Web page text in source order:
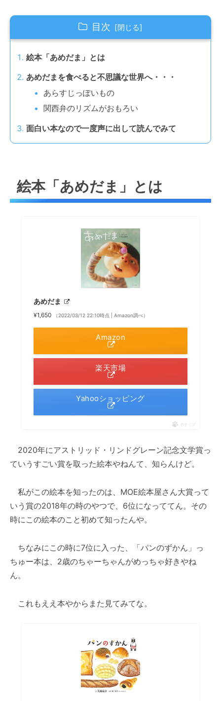
目次
絵本「あめだま」とは
あめだまを食べると不思議な世界へ・・・
あらすじっぽいもの
関西弁のリズムがおもろい
面白い本なので一度声に出して読んでみて
絵本「あめだま」とは
あめだま
¥1,650 （2022/03/12 22:10時点 | Amazon調べ）
Amazon
楽天市場
Yahooショッピング
ポチップ
2020年にアストリッド・リンドグレーン記念文学賞っ
ていうすごい賞を取った絵本やねんて、知らんけど。
私がこの絵本を知ったのは、MOE絵本屋さん大賞って
いう賞の2018年の時のやつで、6位になっててん。その
時にこの絵本のこと初めて知ったんや。
ちなみにこの時に7位に入った、「パンのずかん」っ
ちゅー本は、2歳のちゃーちゃんがめっちゃ好きやね
ん。
これもええ本やからまた見てみてな。